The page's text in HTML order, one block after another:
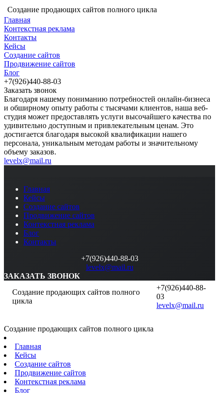
Создание продающих сайтов полного цикла
Главная
Контекстная реклама
Контакты
Кейсы
Создание сайтов
Продвижение сайтов
Блог
+7(926)440-88-03
Заказать звонок
Благодаря нашему пониманию потребностей онлайн-бизнеса
и обширному опыту работы с тысячами клиентов, наша веб-
студия может предоставлять услуги высочайшего качества по
удивительно доступным и привлекательным ценам. Это
достигается благодаря высокой квалификации нашего
персонала, уникальным методам работы и значительному
объему заказов.
levelx@mail.ru
Главная
Кейсы
Создание сайтов
Продвижение сайтов
Контекстная реклама
Блог
Контакты
+7(926)440-88-03
levelx@mail.ru
ЗАКАЗАТЬ ЗВОНОК
Создание продающих сайтов полного
цикла
+7(926)440-88-
03
levelx@mail.ru
Создание продающих сайтов полного цикла
Главная
Кейсы
Создание сайтов
Продвижение сайтов
Контекстная реклама
Блог